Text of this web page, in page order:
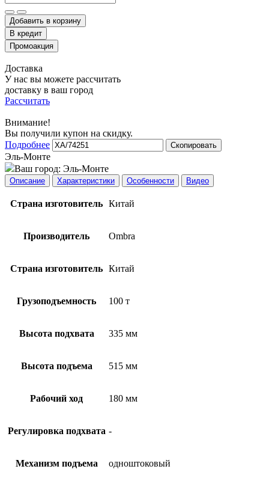
Добавить в корзину
Доставка
У нас вы можете рассчитать
доставку в ваш город
Рассчитать
Внимание!
Вы получили купон на скидку.
Подробнее
Скопировать
Эль-Монте
Ваш город: Эль-Монте
Описание Характеристики Особенности Видео
Страна изготовитель Китай
Производитель Ombra
Страна изготовитель Китай
Грузоподъемность 100 т
Высота подхвата 335 мм
Высота подъема 515 мм
Рабочий ход 180 мм
Регулировка подхвата -
Механизм подъема одноштоковый